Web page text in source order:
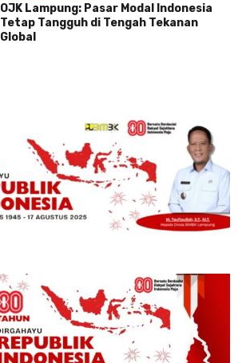
OJK Lampung: Pasar Modal Indonesia
Tetap Tangguh di Tengah Tekanan
Global